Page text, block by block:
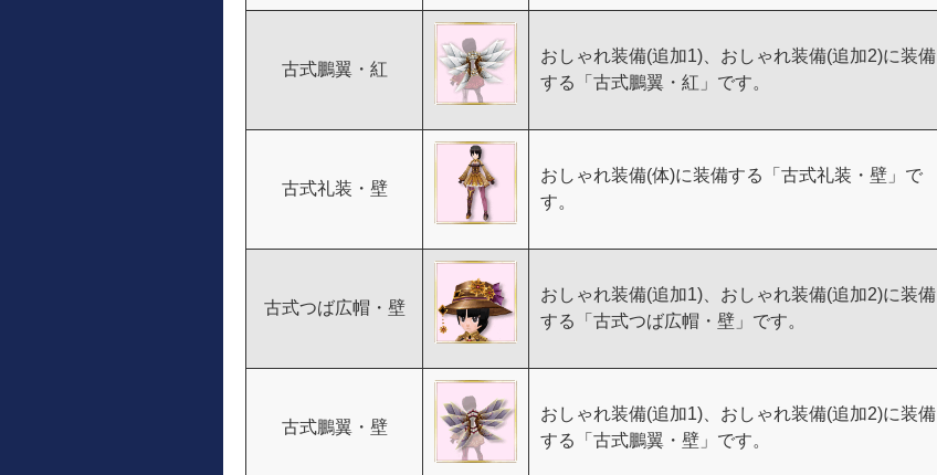
古式鵬翼・紅
おしゃれ装備(追加1)、おしゃれ装備(追加2)に装備
する「古式鵬翼・紅」です。
古式礼装・壁
おしゃれ装備(体)に装備する「古式礼装・壁」で
す。
古式つば広帽・壁
おしゃれ装備(追加1)、おしゃれ装備(追加2)に装備
する「古式つば広帽・壁」です。
古式鵬翼・壁
おしゃれ装備(追加1)、おしゃれ装備(追加2)に装備
する「古式鵬翼・壁」です。